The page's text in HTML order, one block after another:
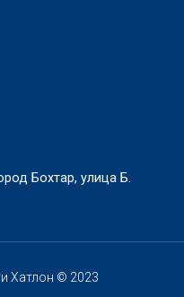
Бохтар, улица Б.
Хатлон © 2023